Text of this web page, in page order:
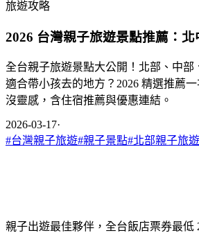
旅遊攻略
2026 台灣親子旅遊景點推薦：
全台親子旅遊景點大公開！北部、中部
適合帶小孩去的地方？2026 精選推薦
沒靈感，含住宿推薦與優惠連結。
2026-03-17·
#台灣親子旅遊#親子景點#北部親子旅遊
親子出遊最佳夥伴，全台飯店票券最低